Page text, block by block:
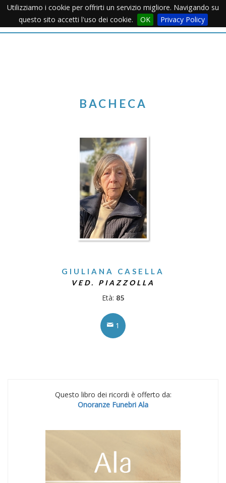
Utilizziamo i cookie per offrirti un servizio migliore. Navigando su
questo sito accetti l'uso dei cookie.
OK Privacy PolicyMenu
BACHECA
GIULIANA CASELLA
VED. PIAZZOLLA
Età: 85
1
Questo libro dei ricordi è offerto da:
Onoranze Funebri Ala